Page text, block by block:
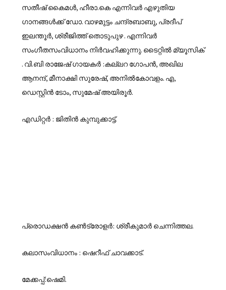
സതീഷ് കൈമൾ, ഹീരാ.കെ എന്നിവർ എഴുതിയ
ഗാനങ്ങൾക്ക് ഡോ. വാഴമുട്ടം ചന്ദ്രബാബു, പ്രദീപ്
ഇലന്തൂർ, ശ്രീജിത്ത്‌ തൊടുപുഴ . എന്നിവർ
സംഗീതസംവിധാനം നിർവഹിക്കുന്നു. ടൈറ്റിൽ മ്യൂസിക്
. വി.ബി രാജേഷ് ഗായകർ :കല്ലറ ഗോപൻ, അഖില
ആനന്ദ്, മീനാക്ഷി സുരേഷ്, അനിൽകോവളം. എ,
ഡെസ്റ്റിൻ ടോം, സുമേഷ് അയിരൂർ.
എഡിറ്റർ : ജിതിൻ കുമ്പുക്കാട്ട്.
പ്രൊഡക്ഷൻ കൺട്രോളർ: ശ്രീകുമാർ ചെന്നിത്തല.
കലാസംവിധാനം : ഷെറീഫ് ചാവക്കാട്.
മേക്കപ്പ്:ഷെമി.